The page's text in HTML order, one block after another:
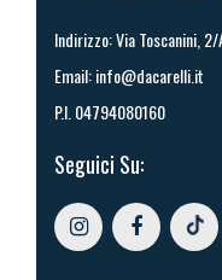
Indirizzo: Via Toscanini, 2/
Email:info@dacarelli.it
P.I. 04794080160
Seguici Su: